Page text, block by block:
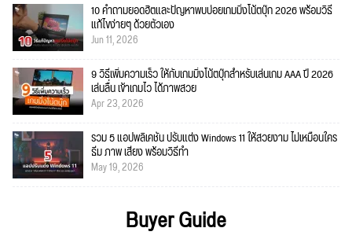
10 คำถามยอดฮิตและปัญหาพบบ่อยเกมมิ่งโน้ตบุ๊ก 2026 พร้อมวิธี
แก้ไขง่ายๆ ด้วยตัวเอง
Jun 11, 2026
9 วิธีเพิ่มความเร็ว ให้กับเกมมิ่งโน้ตบุ๊กสำหรับเล่นเกม AAA ปี 2026
เล่นลื่น เข้าเกมไว ได้ภาพสวย
Apr 23, 2026
รวม 5 แอปพลิเคชัน ปรับแต่ง Windows 11 ให้สวยงาม ไม่เหมือนใคร
ธีม ภาพ เสียง พร้อมวิธีทำ
May 19, 2026
Buyer Guide